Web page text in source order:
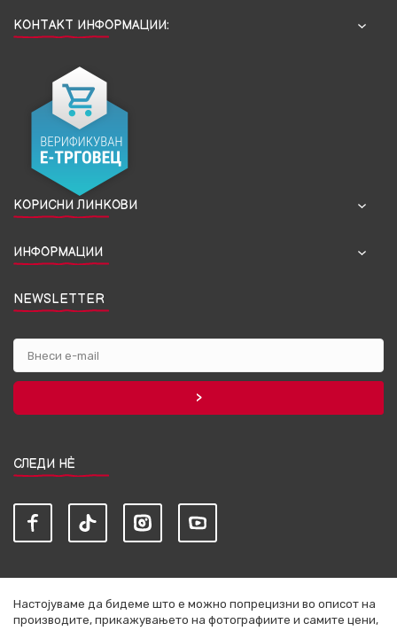
КОНТАКТ ИНФОРМАЦИИ:
КОРИСНИ ЛИНКОВИ
ИНФОРМАЦИИ
NEWSLETTER
СЛЕДИ НЀ
Настојуваме да бидеме што е можно попрецизни во описот на
производите, прикажувањето на фотографиите и самите цени,